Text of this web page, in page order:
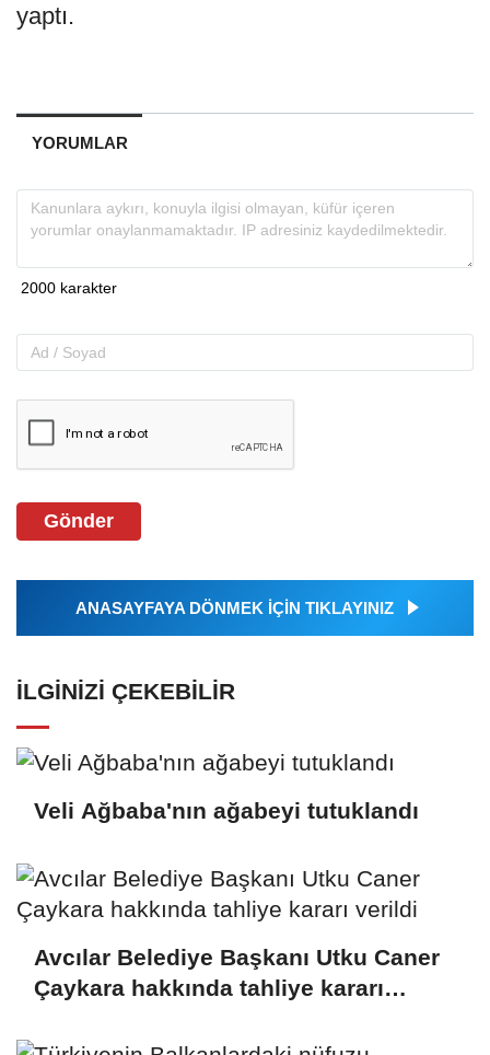
yaptı.
YORUMLAR
Gönder
ANASAYFAYA DÖNMEK İÇİN TIKLAYINIZ
İLGINIZI ÇEKEBILIR
Veli Ağbaba'nın ağabeyi tutuklandı
Avcılar Belediye Başkanı Utku Caner
Çaykara hakkında tahliye kararı